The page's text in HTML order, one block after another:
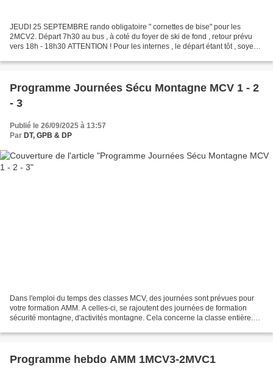
JEUDI 25 SEPTEMBRE rando obligatoire " cornettes de bise" pour les
2MCV2. Départ 7h30 au bus , à coté du foyer de ski de fond , retour prévu
vers 18h - 18h30 ATTENTION ! Pour les internes , le départ étant tôt , soyez
Programme Journées Sécu Montagne MCV 1 - 2
- 3
Publié le 26/09/2025 à 13:57
Par DT, GPB & DP
Dans l'emploi du temps des classes MCV, des journées sont prévues pour
votre formation AMM. A celles-ci, se rajoutent des journées de formation
sécurité montagne, d'activités montagne. Cela concerne la classe entière.
Programme hebdo AMM 1MCV3-2MVC1